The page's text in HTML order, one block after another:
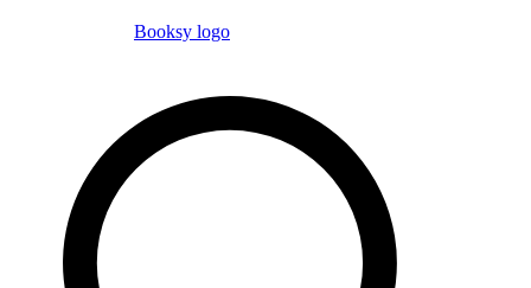
Booksy logo